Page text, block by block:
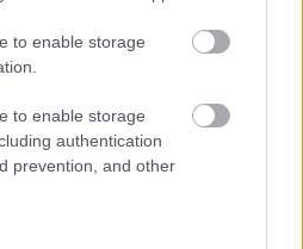
to enable storage
to enable storage
authentication
prevention, and other
lett, mint amilyen az ősz,
de én a régi ...